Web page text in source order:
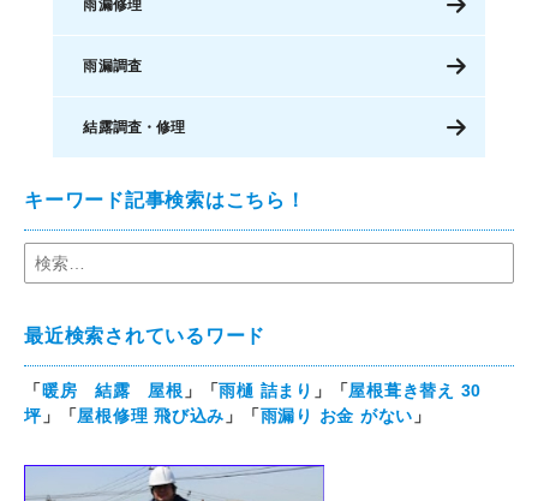
雨漏修理
雨漏調査
結露調査・修理
キーワード記事検索はこちら！
最近検索されているワード
「暖房 結露 屋根 」「雨樋 詰まり 」「屋根葺き替え 30
坪」「屋根修理 飛び込み 」「雨漏り お金 がない 」